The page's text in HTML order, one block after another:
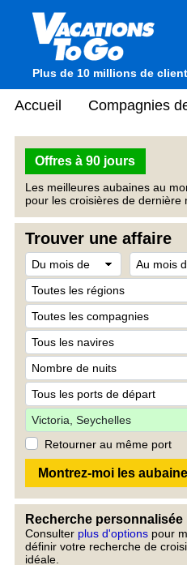
Plus de 10 millions de
Accueil Compagnies
Offres à 90 jours
Les meilleures aubaines au
pour les croisières de dernière
Trouver une affaire
Retourner au même port
Recherche personnalisée
Consulter plus d'options pour
définir votre recherche de
idéale.